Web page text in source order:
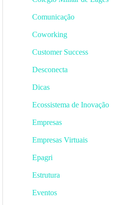
Comunicação
Coworking
Customer Success
Desconecta
Dicas
Ecossistema de Inovação
Empresas
Empresas Virtuais
Epagri
Estrutura
Eventos